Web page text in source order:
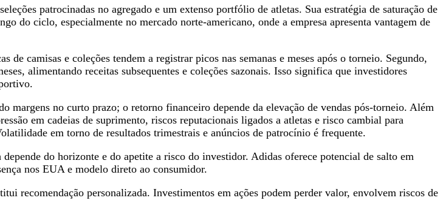
patrocinadas no agregado e um extenso portfólio de atletas. Sua estratégia de saturação de
do ciclo, especialmente no mercado norte-americano, onde a empresa apresenta vantagem de
camisas e coleções tendem a registrar picos nas semanas e meses após o torneio. Segundo,
alimentando receitas subsequentes e coleções sazonais. Isso significa que investidores
no curto prazo; o retorno financeiro depende da elevação de vendas pós‑torneio. Além
em cadeias de suprimento, riscos reputacionais ligados a atletas e risco cambial para
em torno de resultados trimestrais e anúncios de patrocínio é frequente.
do horizonte e do apetite a risco do investidor. Adidas oferece potencial de salto em
nos EUA e modelo direto ao consumidor.
recomendação personalizada. Investimentos em ações podem perder valor, envolvem riscos de